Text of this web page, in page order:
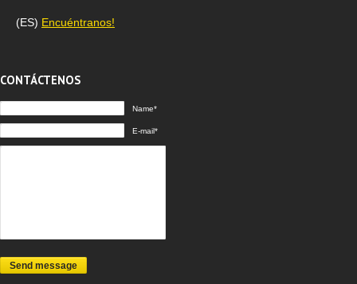
(ES) Encuéntranos!
CONTÁCTENOS
Name*
E-mail*
Send message